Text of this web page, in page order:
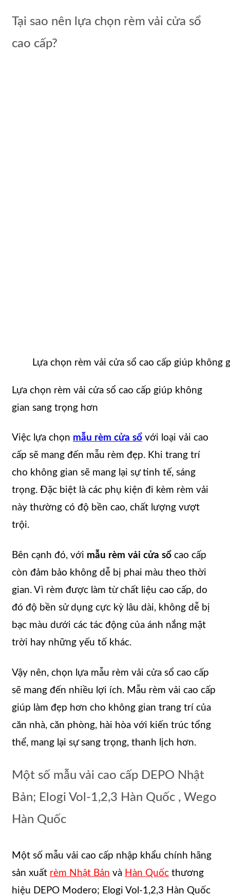
Tại sao nên lựa chọn rèm vải cửa sổ
cao cấp?
Lựa chọn rèm vải cửa sổ cao cấp giúp không
Lựa chọn rèm vải cửa sổ cao cấp giúp không
gian sang trọng hơn
Việc lựa chọn mẫu rèm cửa sổ với loại vải cao
cấp sẽ mang đến mẫu rèm đẹp. Khi trang trí
cho không gian sẽ mang lại sự tinh tế, sáng
trọng. Đặc biệt là các phụ kiện đi kèm rèm vải
này thường có độ bền cao, chất lượng vượt
trội.
Bên cạnh đó, với mẫu rèm vải cửa sổ cao cấp
còn đảm bảo không dễ bị phai màu theo thời
gian. Vì rèm được làm từ chất liệu cao cấp, do
đó độ bền sử dụng cực kỳ lâu dài, không dễ bị
bạc màu dưới các tác động của ánh nắng mặt
trời hay những yếu tố khác.
Vậy nên, chọn lựa mẫu rèm vải cửa sổ cao cấp
sẽ mang đến nhiều lợi ích. Mẫu rèm vải cao cấp
giúp làm đẹp hơn cho không gian trang trí của
căn nhà, căn phòng, hài hòa với kiến trúc tổng
thể, mang lại sự sang trọng, thanh lịch hơn.
Một số mẫu vải cao cấp DEPO Nhật
Bản; Elogi Vol-1,2,3 Hàn Quốc , Wego
Hàn Quốc
Một số mẫu vải cao cấp nhập khẩu chính hãng
sản xuất rèm Nhật Bản và Hàn Quốc thương
hiệu DEPO Modero; Elogi Vol-1,2,3 Hàn Quốc